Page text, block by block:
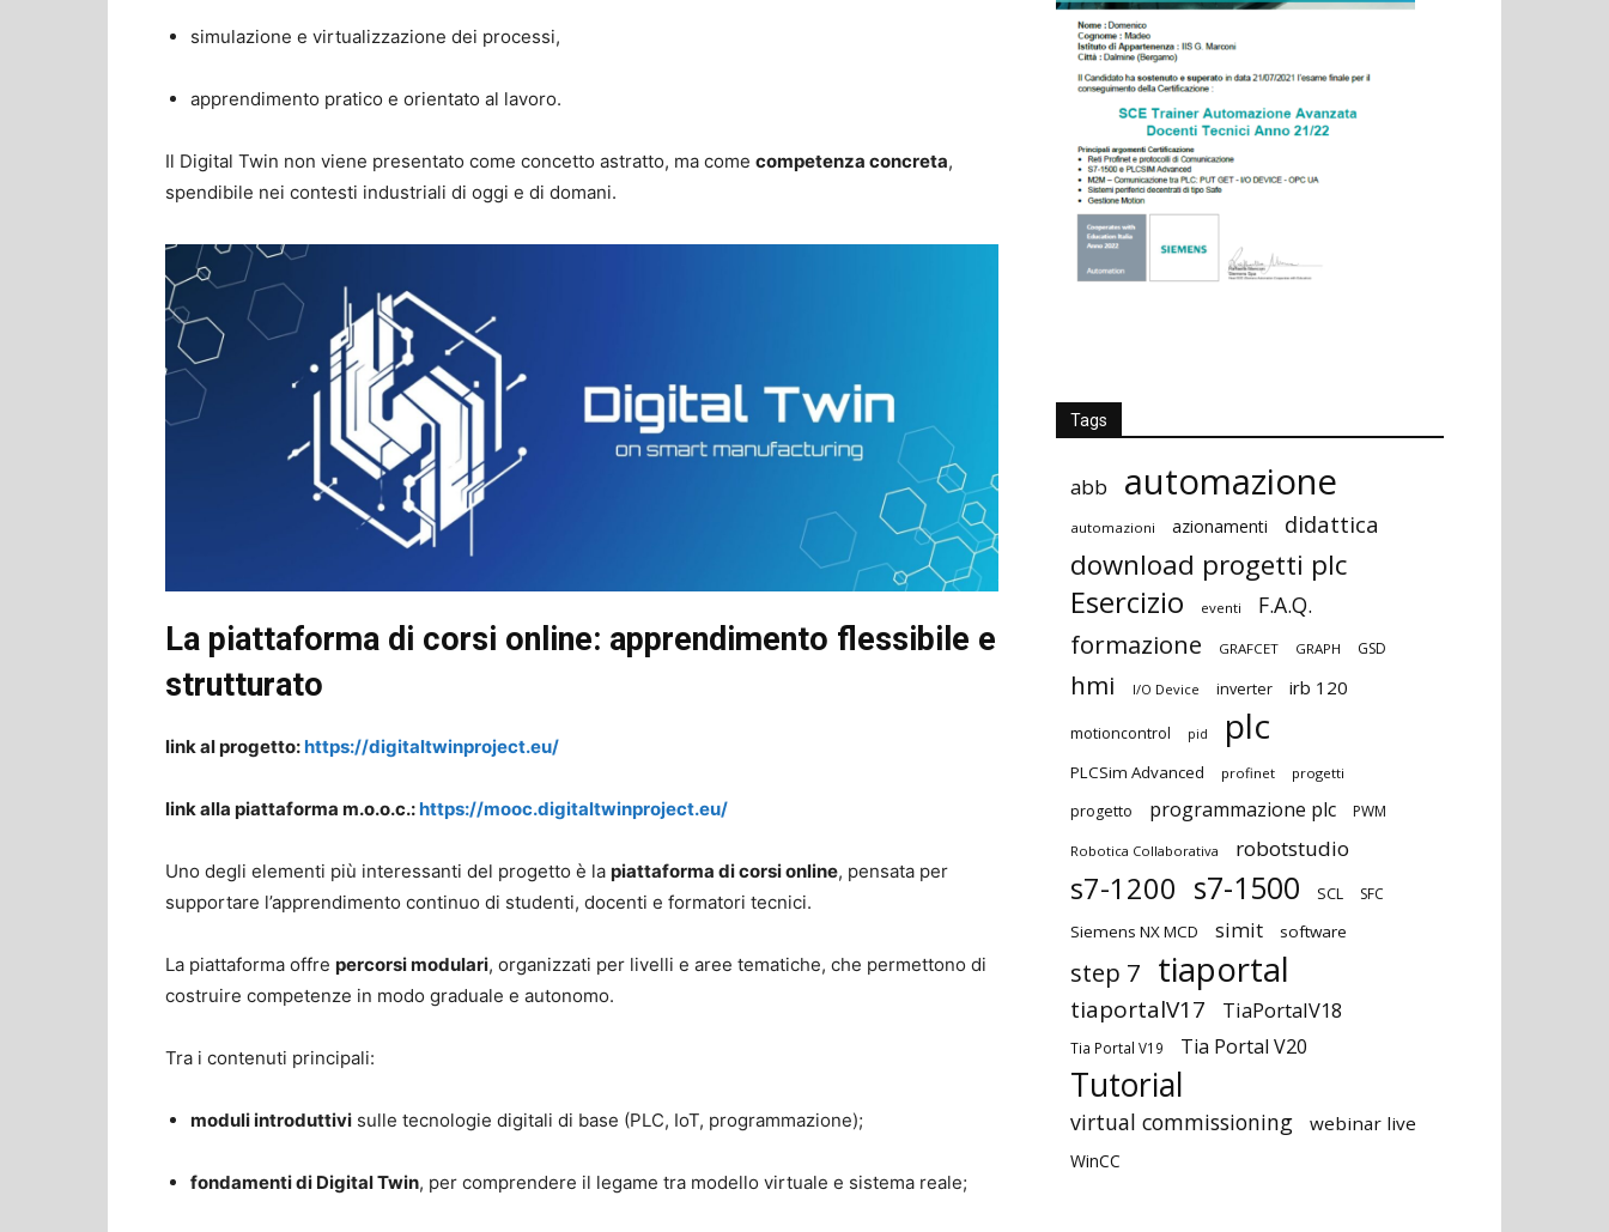
simulazione e virtualizzazione dei processi,
apprendimento pratico e orientato al lavoro.
Il Digital Twin non viene presentato come concetto astratto, ma come competenza concreta,
spendibile nei contesti industriali di oggi e di domani.
La piattaforma di corsi online: apprendimento flessibile e
strutturato
link al progetto:https://digitaltwinproject.eu/
link alla piattaforma m.o.o.c.:https://mooc.digitaltwinproject.eu/
Uno degli elementi più interessanti del progetto è la piattaforma di corsi online, pensata per
supportare l’apprendimento continuo di studenti, docenti e formatori tecnici.
La piattaforma offre percorsi modulari, organizzati per livelli e aree tematiche, che permettono di
costruire competenze in modo graduale e autonomo.
Tra i contenuti principali:
moduli introduttivi sulle tecnologie digitali di base (PLC, IoT, programmazione);
fondamenti di Digital Twin, per comprendere il legame tra modello virtuale e sistema reale;
Tags
abb automazione
automazioni azionamenti didattica
download progetti plc
Esercizio eventi F.A.Q.
formazione GRAFCET GRAPH GSD
hmi I/O Device inverter irb 120
motioncontrol pid plc
PLCSim Advanced profinet progetti
progetto programmazione plc PWM
Robotica Collaborativa robotstudio
s7-1200 s7-1500 SCL SFC
Siemens NX MCD simit software
step 7 tiaportal
tiaportalV17 TiaPortalV18
Tia Portal V19 Tia Portal V20
Tutorial
virtual commissioning webinar live
WinCC